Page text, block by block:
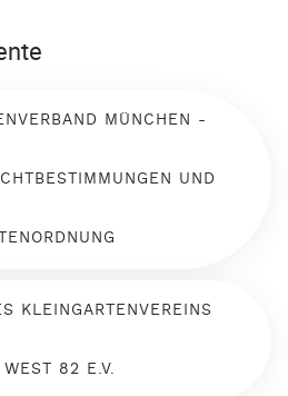
MÜNCHEN -
UND
KLEINGARTENVEREINS
WEST 82 E.V.